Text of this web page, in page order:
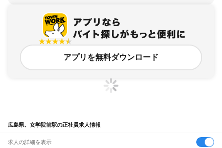
アプリを無料ダウンロード
広島県、女学院前駅の正社員求人情報
求人の詳細を表示